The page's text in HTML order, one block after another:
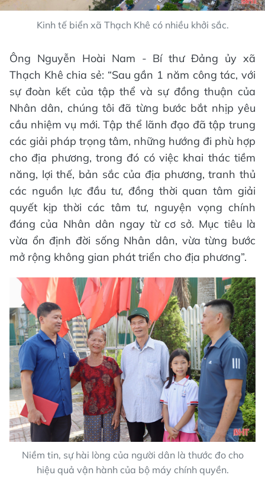
Kinh tế biển xã Thạch Khê có nhiều khởi sắc.
Ông Nguyễn Hoài Nam - Bí thư Đảng ủy xã
Thạch Khê chia sẻ: “Sau gần 1 năm công tác, với
sự đoàn kết của tập thể và sự đồng thuận của
Nhân dân, chúng tôi đã từng bước bắt nhịp yêu
cầu nhiệm vụ mới. Tập thể lãnh đạo đã tập trung
các giải pháp trọng tâm, những hướng đi phù hợp
cho địa phương, trong đó có việc khai thác tiềm
năng, lợi thế, bản sắc của địa phương, tranh thủ
các nguồn lực đầu tư, đồng thời quan tâm giải
quyết kịp thời các tâm tư, nguyện vọng chính
đáng của Nhân dân ngay từ cơ sở. Mục tiêu là
vừa ổn định đời sống Nhân dân, vừa từng bước
mở rộng không gian phát triển cho địa phương”.
Niềm tin, sự hài lòng của người dân là thước đo cho
hiệu quả vận hành của bộ máy chính quyền.